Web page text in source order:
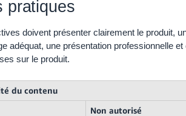
pratiques
doivent présenter clairement le produit,
adéquat, une présentation professionnelle et
sur le produit.
du contenu
Non autorisé